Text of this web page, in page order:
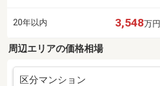
20年以内 3,548万円
周辺エリアの価格相場